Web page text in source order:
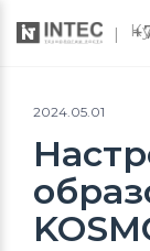
2024.05.01